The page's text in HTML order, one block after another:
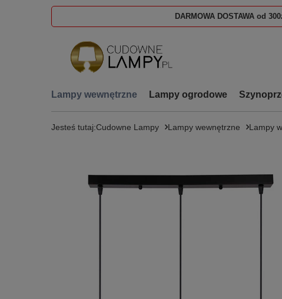
DARMOWA DOSTAWA od
Lampy wewnętrzne Lampy ogrodowe
Jesteś tutaj:Cudowne Lampy Lampy wewnętrzne Lampy